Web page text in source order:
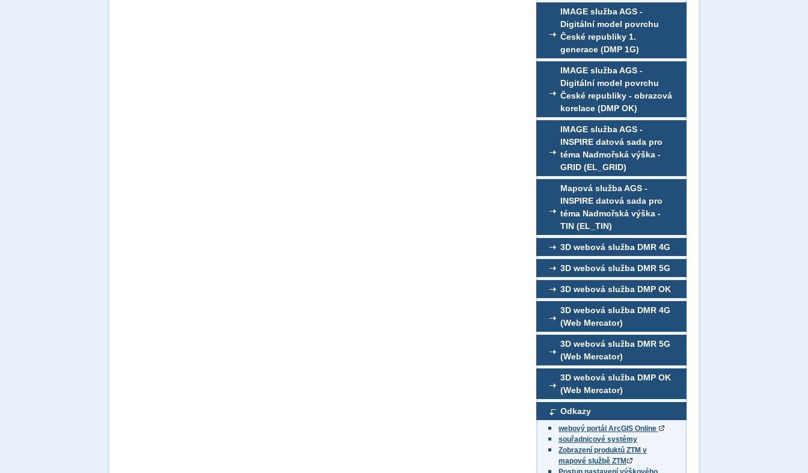
IMAGE služba AGS -
Digitální model povrchu
České republiky 1.
generace (DMP 1G)
IMAGE služba AGS -
Digitální model povrchu
České republiky - obrazová
korelace (DMP OK)
IMAGE služba AGS -
INSPIRE datová sada pro
téma Nadmořská výška -
GRID (EL_GRID)
Mapová služba AGS -
INSPIRE datová sada pro
téma Nadmořská výška -
TIN (EL_TIN)
3D webová služba DMR 4G
3D webová služba DMR 5G
3D webová služba DMP OK
3D webová služba DMR 4G
(Web Mercator)
3D webová služba DMR 5G
(Web Mercator)
3D webová služba DMP OK
(Web Mercator)
Odkazy
webový portál ArcGIS Online
souřadnicové systémy
Zobrazení produktů ZTM v
mapové službě ZTM